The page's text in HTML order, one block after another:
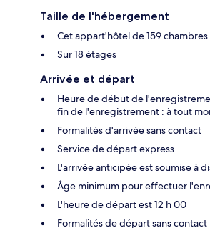
Taille de l'hébergement
Cet appart'hôtel de 159 chambres
Sur 18 étages
Arrivée et départ
Heure de début de
fin de l'enregistrement : à tout
Formalités d'arrivée sans contact
Service de départ express
L'arrivée anticipée est soumise à
Âge minimum pour effectuer
L'heure de départ est 12 h 00
Formalités de départ sans contact